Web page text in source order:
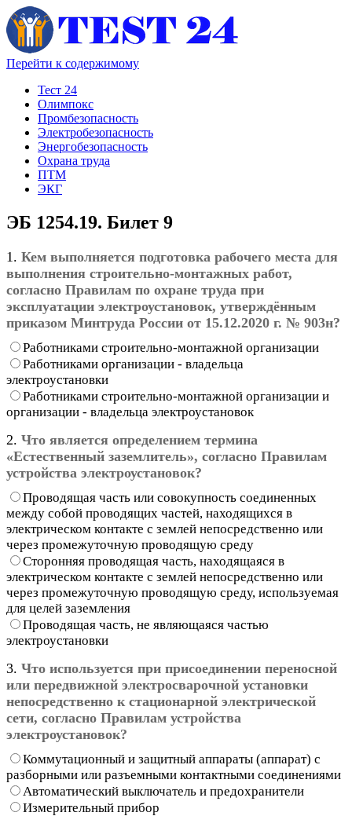
Перейти к содержимому
Тест 24
Олимпокс
Промбезопасность
Электробезопасность
Энергобезопасность
Охрана труда
ПТМ
ЭКГ
ЭБ 1254.19. Билет 9
1. Кем выполняется подготовка рабочего места для
выполнения строительно-монтажных работ,
согласно Правилам по охране труда при
эксплуатации электроустановок, утверждённым
приказом Минтруда России от 15.12.2020 г. № 903н?
Работниками строительно-монтажной организации
Работниками организации - владельца
электроустановки
Работниками строительно-монтажной организации и
организации - владельца электроустановок
2. Что является определением термина
«Естественный заземлитель», согласно Правилам
устройства электроустановок?
Проводящая часть или совокупность соединенных
между собой проводящих частей, находящихся в
электрическом контакте с землей непосредственно или
через промежуточную проводящую среду
Сторонняя проводящая часть, находящаяся в
электрическом контакте с землей непосредственно или
через промежуточную проводящую среду, используемая
для целей заземления
Проводящая часть, не являющаяся частью
электроустановки
3. Что используется при присоединении переносной
или передвижной электросварочной установки
непосредственно к стационарной электрической
сети, согласно Правилам устройства
электроустановок?
Коммутационный и защитный аппараты (аппарат) с
разборными или разъемными контактными соединениями
Автоматический выключатель и предохранители
Измерительный прибор